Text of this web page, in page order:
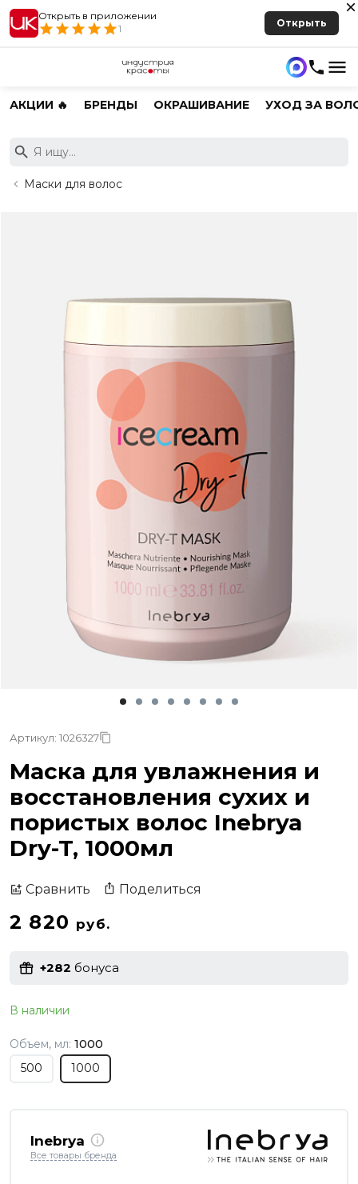
Открыть в приложении
1
Открыть
АКЦИИ 🔥 БРЕНДЫ ОКРАШИВАНИЕ УХОД ЗА
Маски для волос
Артикул: 1026327
Маска для увлажнения и
восстановления сухих и
пористых волос Inebrya
Dry-T, 1000мл
Сравнить Поделиться
2 820 руб.
+282 бонуса
В наличии
Объем, мл: 1000
500
1000
Inebrya
Все товары бренда